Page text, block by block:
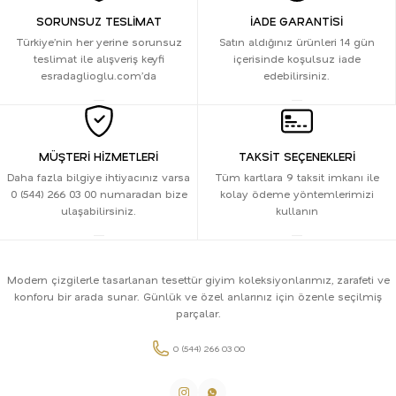
SORUNSUZ TESLİMAT
Türkiye’nin her yerine sorunsuz
teslimat ile alışveriş keyfi
esradaglioglu.com’da
İADE GARANTİSİ
Satın aldığınız ürünleri 14 gün
içerisinde koşulsuz iade
edebilirsiniz.
MÜŞTERİ HİZMETLERİ
Daha fazla bilgiye ihtiyacınız varsa
0 (544) 266 03 00 numaradan bize
ulaşabilirsiniz.
TAKSİT SEÇENEKLERİ
Tüm kartlara 9 taksit imkanı ile
kolay ödeme yöntemlerimizi
kullanın
Modern çizgilerle tasarlanan tesettür giyim koleksiyonlarımız, zarafeti ve
konforu bir arada sunar. Günlük ve özel anlarınız için özenle seçilmiş
parçalar.
0 (544) 266 03 00